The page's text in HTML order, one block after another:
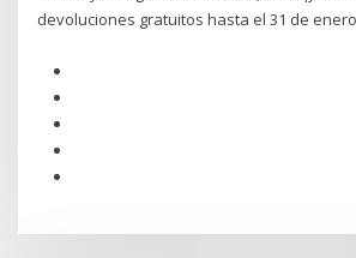
devoluciones gratuitos hasta el 31 de